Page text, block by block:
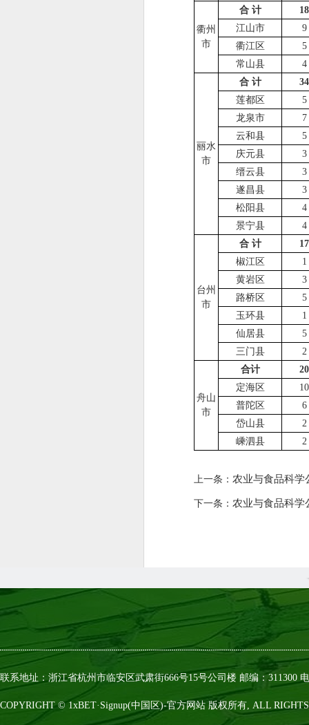
衢州
市
合 计
18
江山市
9
衢江区
5
常山县
4
丽水
市
合 计
34
莲都区
5
龙泉市
7
云和县
5
庆元县
3
缙云县
3
遂昌县
3
松阳县
4
景宁县
4
台州
市
合 计
17
椒江区
1
黄岩区
3
路桥区
5
玉环县
1
仙居县
5
三门县
2
舟山
市
合计
20
定海区
10
普陀区
6
岱山县
2
嵊泗县
2
上一条： 农业与食品科学
下一条： 农业与食品科学
联系地址：浙江省杭州市临安区武肃街666号15号公司楼 邮编：311300
COPYRIGHT © 1xBET·Signup(中国区)-官方网站 版权所有, ALL